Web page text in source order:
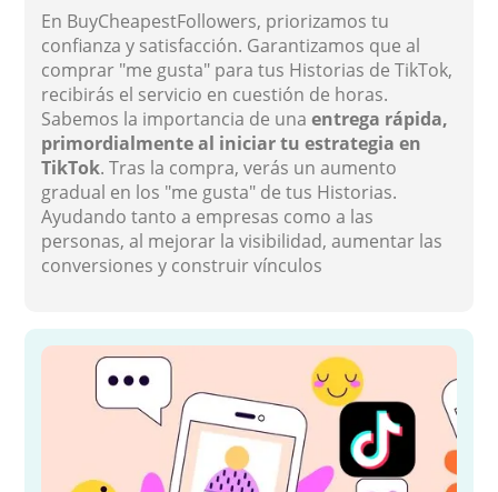
En BuyCheapestFollowers, priorizamos tu
confianza y satisfacción. Garantizamos que al
comprar "me gusta" para tus Historias de TikTok,
recibirás el servicio en cuestión de horas.
Sabemos la importancia de unaentrega rápida,
primordialmente al iniciar tu estrategia en
TikTok. Tras la compra, verás un aumento
gradual en los "me gusta" de tus Historias.
Ayudando tanto a empresas como a las
personas, al mejorar la visibilidad, aumentar las
conversiones y construir vínculos